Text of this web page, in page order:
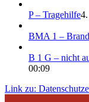
P – Tragehilfe
BMA 1 –
B 1 G – nicht
00:09
Link zu: